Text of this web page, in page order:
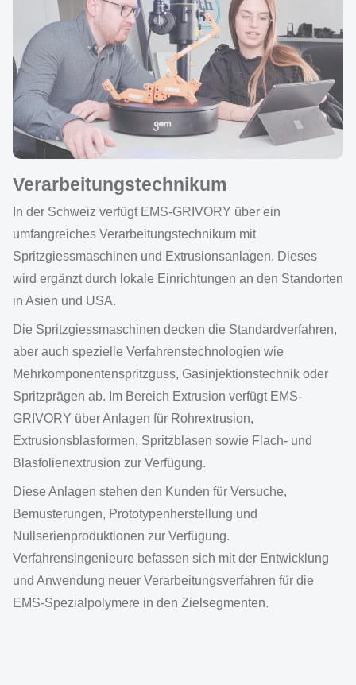
Verarbeitungstechnikum
In der Schweiz verfügt EMS-GRIVORY über ein
umfangreiches Verarbeitungstechnikum mit
Spritzgiessmaschinen und Extrusionsanlagen. Dieses
wird ergänzt durch lokale Einrichtungen an den Standorten
in Asien und USA.
Die Spritzgiessmaschinen decken die Standardverfahren,
aber auch spezielle Verfahrenstechnologien wie
Mehrkomponentenspritzguss, Gasinjektionstechnik oder
Spritzprägen ab. Im Bereich Extrusion verfügt EMS-
GRIVORY über Anlagen für Rohrextrusion,
Extrusionsblasformen, Spritzblasen sowie Flach- und
Blasfolienextrusion zur Verfügung.
Diese Anlagen stehen den Kunden für Versuche,
Bemusterungen, Prototypenherstellung und
Nullserienproduktionen zur Verfügung.
Verfahrensingenieure befassen sich mit der Entwicklung
und Anwendung neuer Verarbeitungsverfahren für die
EMS-Spezialpolymere in den Zielsegmenten.